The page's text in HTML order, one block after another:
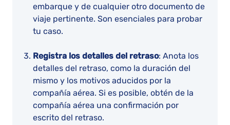
embarque y de cualquier otro documento de
viaje pertinente. Son esenciales para probar
tu caso.
Registra los detalles del retraso: Anota los
detalles del retraso, como la duración del
mismo y los motivos aducidos por la
compañía aérea. Si es posible, obtén de la
compañía aérea una confirmación por
escrito del retraso.